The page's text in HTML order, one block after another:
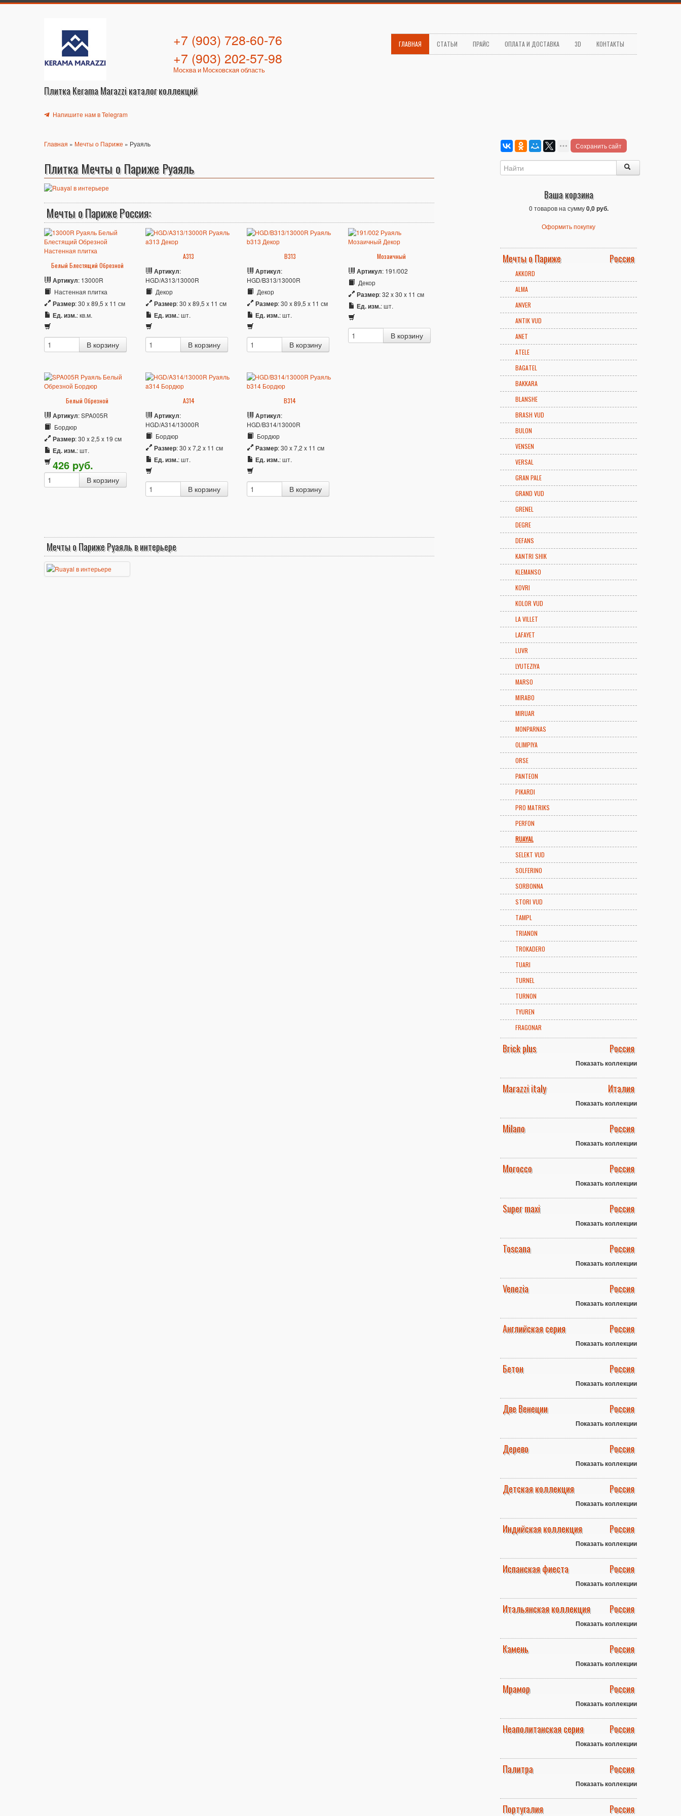
Плитка Kerama Marazzi каталог коллекций
+7 (903) 728-60-76
+7 (903) 202-57-98
Москва и Московская область
Напишите нам в Telegram
ГЛАВНАЯ СТАТЬИ ПРАЙС ОПЛАТА И ДОСТАВКА 3D КОНТАКТЫ
Главная » Мечты о Париже » Руаяль
Плитка Мечты о Париже Руаяль
Мечты о Париже Россия:
Белый Блестящий Обрезной
Артикул: 13000R
Настенная плитка
Размер: 30 x 89,5 x 11 см
Ед. изм.: кв.м.
A313
Артикул:
HGD/A313/13000R
Декор
Размер: 30 x 89,5 x 11 см
Ед. изм.: шт.
B313
Артикул:
HGD/B313/13000R
Декор
Размер: 30 x 89,5 x 11 см
Ед. изм.: шт.
Мозаичный
Артикул: 191/002
Декор
Размер: 32 x 30 x 11 см
Ед. изм.: шт.
Белый Обрезной
Артикул: SPA005R
Бордюр
Размер: 30 x 2,5 x 19 см
Ед. изм.: шт.
426 pуб.
A314
Артикул:
HGD/A314/13000R
Бордюр
Размер: 30 x 7,2 x 11 см
Ед. изм.: шт.
B314
Артикул:
HGD/B314/13000R
Бордюр
Размер: 30 x 7,2 x 11 см
Ед. изм.: шт.
Мечты о Париже Руаяль в интерьере
Сохранить сайт
Ваша корзина
0 товаров на сумму0,0 руб.
Оформить покупку
Мечты о Париже Россия
AKKORD
ALMA
ANVER
ANTIK VUD
ANET
ATELE
BAGATEL
BAKKARA
BLANSHE
BRASH VUD
BULON
VENSEN
VERSAL
GRAN PALE
GRAND VUD
GRENEL
DEGRE
DEFANS
KANTRI SHIK
KLEMANSO
KOVRI
KOLOR VUD
LA VILLET
LAFAYET
LUVR
LYUTEZIYA
MARSO
MIRABO
MIRUAR
MONPARNAS
OLIMPIYA
ORSE
PANTEON
PIKARDI
PRO MATRIKS
PERFON
RUAYAL
SELEKT VUD
SOLFERINO
SORBONNA
STORI VUD
TAMPL
TRIANON
TROKADERO
TUARI
TURNEL
TURNON
TYUREN
FRAGONAR
Brick plus Россия
Показать коллекции
Marazzi italy Италия
Показать коллекции
Milano Россия
Показать коллекции
Morocco Россия
Показать коллекции
Super maxi Россия
Показать коллекции
Toscana Россия
Показать коллекции
Venezia Россия
Показать коллекции
Английская серия Россия
Показать коллекции
Бетон Россия
Показать коллекции
Две Венеции Россия
Показать коллекции
Дерево Россия
Показать коллекции
Детская коллекция Россия
Показать коллекции
Индийская коллекция Россия
Показать коллекции
Испанская фиеста Россия
Показать коллекции
Итальянская коллекция Россия
Показать коллекции
Камень Россия
Показать коллекции
Мрамор Россия
Показать коллекции
Неаполитанская серия Россия
Показать коллекции
Палитра Россия
Показать коллекции
Португалия Россия